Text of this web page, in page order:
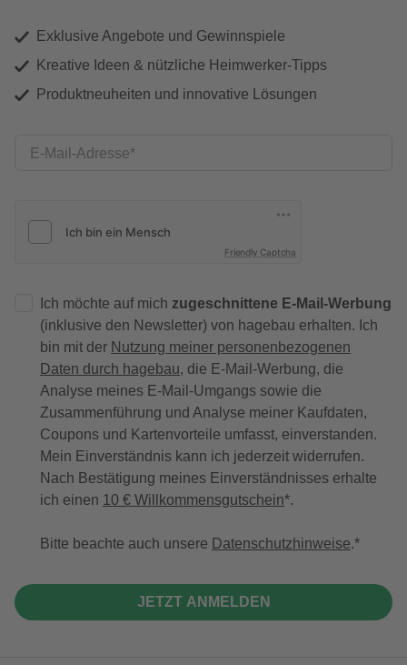
Exklusive Angebote und Gewinnspiele
Kreative Ideen & nützliche Heimwerker-Tipps
Produktneuheiten und innovative Lösungen
E-Mail-Adresse
Friendly Captcha
Ich möchte auf mich zugeschnittene E-Mail-Werbung
(inklusive den Newsletter) von hagebau erhalten. Ich
bin mit der Nutzung meiner personenbezogenen
Daten durch hagebau, die E-Mail-Werbung, die
Analyse meines E-Mail-Umgangs sowie die
Zusammenführung und Analyse meiner Kaufdaten,
Coupons und Kartenvorteile umfasst, einverstanden.
Mein Einverständnis kann ich jederzeit widerrufen.
Nach Bestätigung meines Einverständnisses erhalte
ich einen 10 € Willkommensgutschein*.
Bitte beachte auch unsere Datenschutzhinweise.
JETZT ANMELDEN